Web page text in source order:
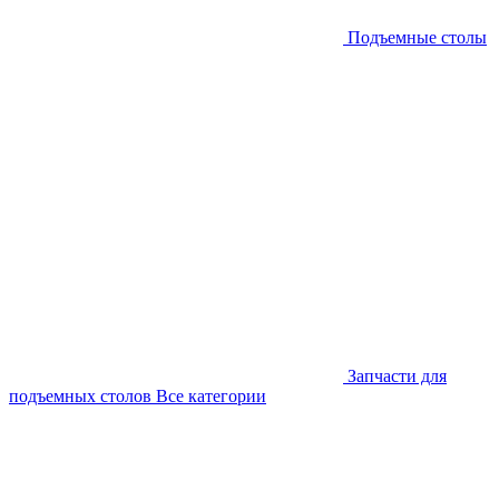
Подъемные столы
Запчасти для
подъемных столов Все категории